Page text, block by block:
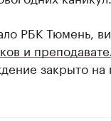
РБК Тюмень,
и
закрыто на